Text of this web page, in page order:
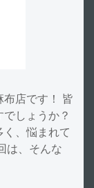
店です！ 皆
しょうか？
、悩まれて
は、そんな